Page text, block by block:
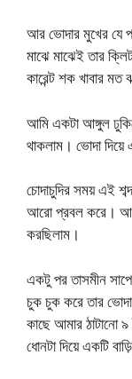
আর ভোদার মুখের যে
মাঝে মাঝেই তার
কারেন্ট শক খাবার মত
আমি একটা আঙ্গুল
থাকলাম। ভোদা দিয়ে
চোদাচুদির সময় এই
আরো প্রবল করে।
করছিলাম।
একটু পর তাসমীন
চুক চুক করে তার
কাছে আমার ঠাটানো
ধোনটা দিয়ে একটি